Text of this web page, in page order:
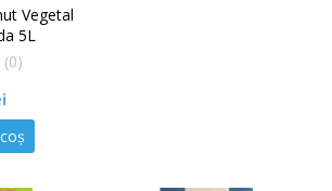
Vegetal
5L
(0)